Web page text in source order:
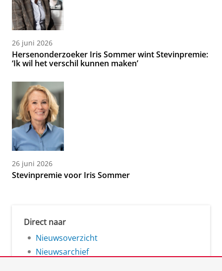
26 juni 2026
Hersenonderzoeker Iris Sommer wint Stevinpremie:
‘Ik wil het verschil kunnen maken’
26 juni 2026
Stevinpremie voor Iris Sommer
Direct naar
Nieuwsoverzicht
Nieuwsarchief